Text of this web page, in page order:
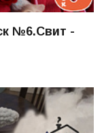
№6.Свит -